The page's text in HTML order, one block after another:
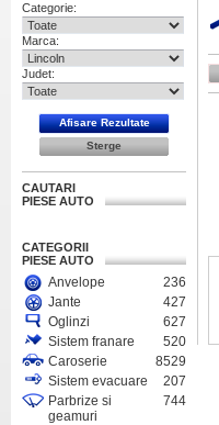
Categorie:
Marca:
Judet:
CAUTARI
PIESE AUTO
CATEGORII
PIESE AUTO
Anvelope
236
Jante
427
Oglinzi
627
Sistem franare
520
Caroserie
8529
Sistem evacuare
207
Parbrize si
geamuri
744